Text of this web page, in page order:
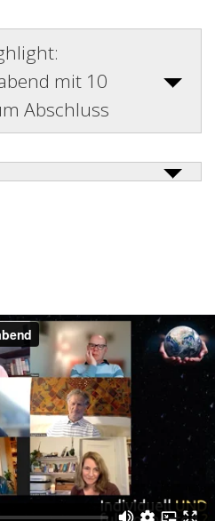
mit 10
Abschluss